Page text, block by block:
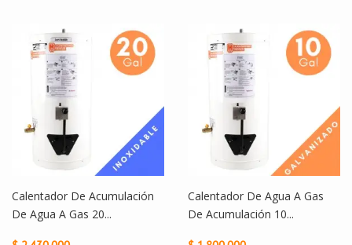
Calentador De Acumulación
De Agua A Gas 20...
Calentador De Agua A Gas
De Acumulación 10...